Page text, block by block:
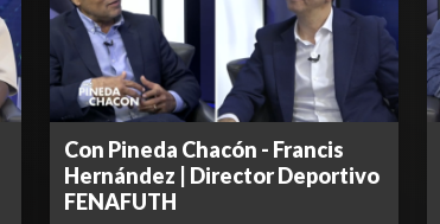
Con Pineda Chacón - Francis
Hernández | Director Deportivo
FENAFUTH